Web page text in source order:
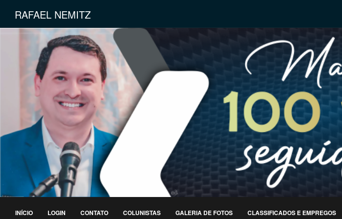
RAFAEL NEMITZ
INÍCIO LOGIN CONTATO COLUNISTAS GALERIA DE FOTOS CLASSIFICADOS E EMPREGOS